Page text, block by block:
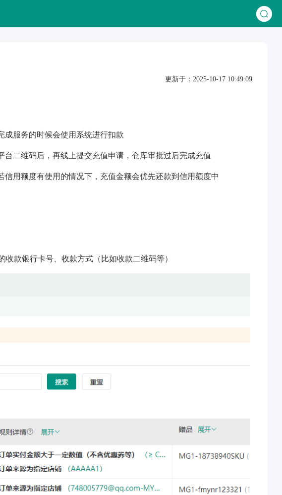
更新于：2025-10-17 10:49:09
成服务的时候会使用系统进行扣款
二维码后，再线上提交充值申请，仓库审批过后完成充值
用额度有使用的情况下，充值金额会优先还款到信用额度中
款银行卡号、收款方式（比如收款二维码等）